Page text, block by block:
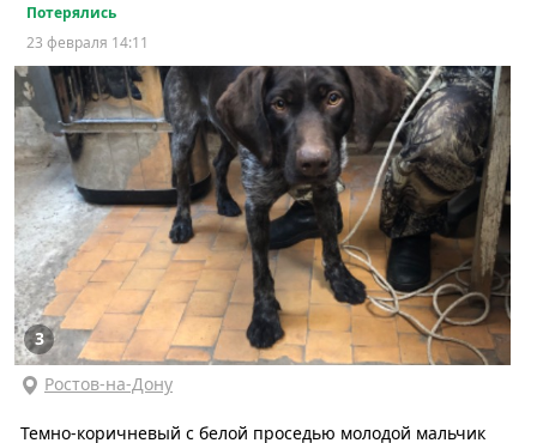
Потерялись
23 февраля 14:11
3
Ростов-на-Дону
Темно-коричневый с белой проседью молодой мальчик